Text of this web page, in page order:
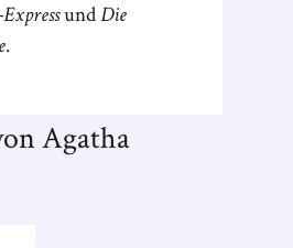
undDie
.
Agatha